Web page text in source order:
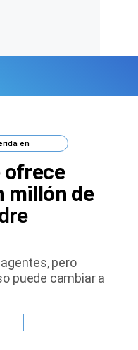
en
ofrece
millón de
pero
puede cambiar a